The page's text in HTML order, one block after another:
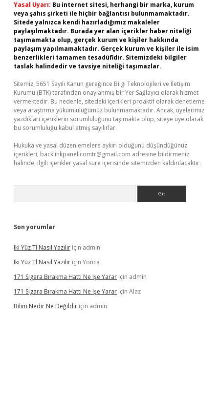
Yasal Uyarı: Bu internet sitesi, herhangi bir marka, kurum
veya şahıs şirketi ile hiçbir bağlantısı bulunmamaktadır.
Sitede yalnızca kendi hazırladığımız makaleler
paylaşılmaktadır. Burada yer alan içerikler haber niteliği
taşımamakta olup, gerçek kurum ve kişiler hakkında
paylaşım yapılmamaktadır. Gerçek kurum ve kişiler ile isim
benzerlikleri tamamen tesadüfidir. Sitemizdeki bilgiler
taslak halindedir ve tavsiye niteliği taşımazlar.
Sitemiz, 5651 Sayılı Kanun gereğince Bilgi Teknolojileri ve İletişim
Kurumu (BTK) tarafından onaylanmış bir Yer Sağlayıcı olarak hizmet
vermektedir. Bu nedenle, sitedeki içerikleri proaktif olarak denetleme
veya araştırma yükümlülüğümüz bulunmamaktadır. Ancak, üyelerimiz
yazdıkları içeriklerin sorumluluğunu taşımakta olup, siteye üye olarak
bu sorumluluğu kabul etmiş sayılırlar.
Hukuka ve yasal düzenlemelere aykırı olduğunu düşündüğünüz
içerikleri, backlinkpanelicomtr@gmail.com adresine bildirmeniz
halinde, ilgili içerikler yasal süre içerisinde sitemizden kaldırılacaktır.
Son yorumlar
Iki Yüz Tl Nasıl Yazılır için admin
Iki Yüz Tl Nasıl Yazılır için Yonca
171 Sigara Bırakma Hattı Ne Işe Yarar için admin
171 Sigara Bırakma Hattı Ne Işe Yarar için Alaz
Bilim Nedir Ne Değildir için admin